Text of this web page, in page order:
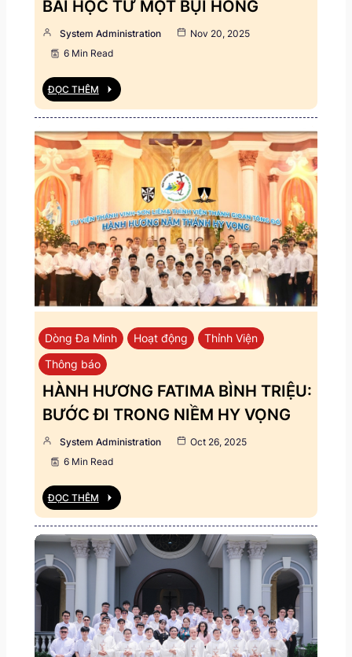
BÀI HỌC TỪ MỘT BỤI HỒNG
System Administration
Nov 20, 2025
6 Min Read
ĐỌC THÊM
Dòng Đa Minh Hoạt động
Thỉnh Viện
Thông báo
HÀNH HƯƠNG FATIMA BÌNH TRIỆU:
BƯỚC ĐI TRONG NIỀM HY VỌNG
System Administration
Oct 26, 2025
6 Min Read
ĐỌC THÊM